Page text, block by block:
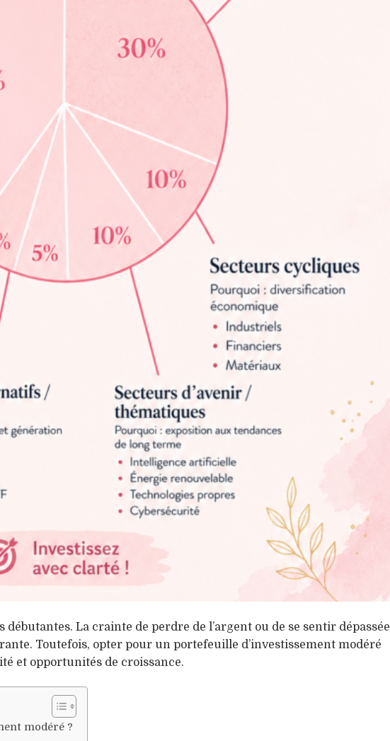
La crainte de perdre de l’argent ou de se sentir dépassée
Toutefois, opter pour un portefeuille d’investissement modéré
et opportunités de croissance.
modéré ?